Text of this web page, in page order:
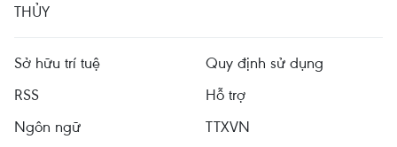
THỦY
Sở hữu trí tuệ
Quy định sử dụng
RSS
Hỗ trợ
Ngôn ngữ
TTXVN